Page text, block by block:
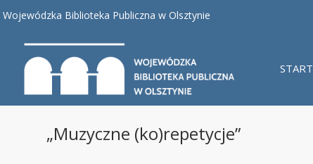
Wojewódzka Biblioteka Publiczna w Olsztynie
START
„Muzyczne (ko)repetycje”